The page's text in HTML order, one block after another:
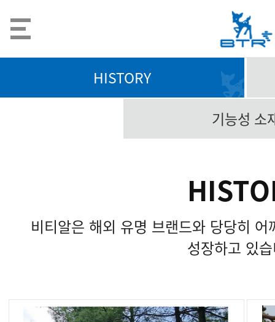
HISTORY
기능성 소
비티알은 해외 유명 브랜드와 당당히
성장하고 있